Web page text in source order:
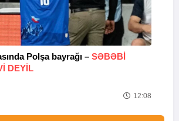
Polşa bayrağı – SƏBƏBI
DEYIL
12:08